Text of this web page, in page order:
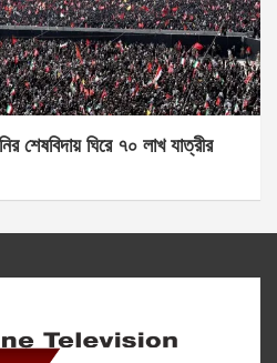
শেষবিদায় ঘিরে ৭০ লাখ যাত্রীর